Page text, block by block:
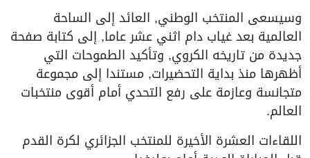
وسيسعى المنتخب الوطني, العائد إلى الساحة
العالمية بعد غياب دام اثني عشر عاما, إلى كتابة صفحة
جديدة من تاريخه الكروي, وتأكيد الطموحات التي
أظهرها منذ بداية التحضيرات, مستندا إلى مجموعة
متجانسة وعازمة على رفع التحدي أمام أقوى منتخبات
العالم.
اللقاءات العشرة الأخيرة للمنتخب الجزائري لكرة القدم